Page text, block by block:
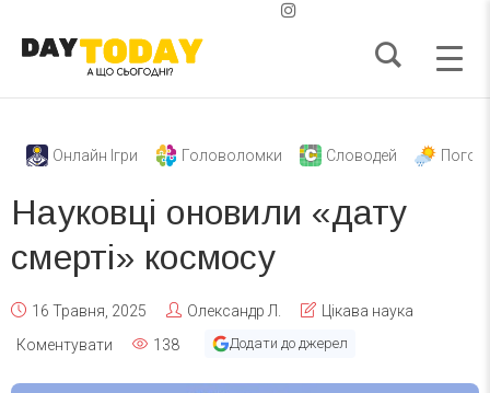
Онлайн Ігри Головоломки Словодей
Науковці оновили «дату
смерті» космосу
16 Травня, 2025 Олександр Л.
Цікава наука
Коментувати
138 Додати до джерел